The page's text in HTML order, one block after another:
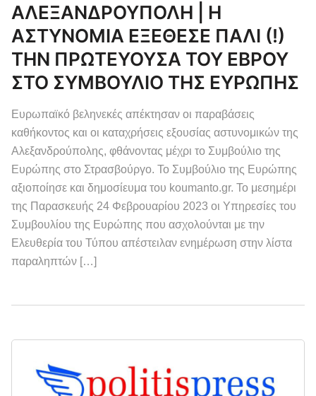
ΑΛΕΞΑΝΔΡΟΥΠΟΛΗ | Η
ΑΣΤΥΝΟΜΙΑ ΕΞΕΘΕΣΕ ΠΑΛΙ (!)
ΤΗΝ ΠΡΩΤΕΥΟΥΣΑ ΤΟΥ ΕΒΡΟΥ
ΣΤΟ ΣΥΜΒΟΥΛΙΟ ΤΗΣ ΕΥΡΩΠΗΣ
Ευρωπαϊκό βεληνεκές απέκτησαν οι παραβάσεις
καθήκοντος και οι καταχρήσεις εξουσίας αστυνομικών της
Αλεξανδρούπολης, φθάνοντας μέχρι το Συμβούλιο της
Ευρώπης στο Στρασβούργο. Το Συμβούλιο της Ευρώπης
αξιοποίησε και δημοσίευμα του koumanto.gr. Το μεσημέρι
της Παρασκευής 24 Φεβρουαρίου 2023 οι Υπηρεσίες του
Συμβουλίου της Ευρώπης που ασχολούνται με την
Ελευθερία του Τύπου απέστειλαν ενημέρωση στην λίστα
παραληπτών […]